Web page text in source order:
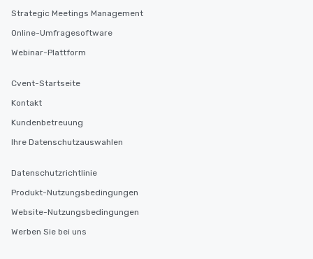
Strategic Meetings Management
Online-Umfragesoftware
Webinar-Plattform
Cvent-Startseite
Kontakt
Kundenbetreuung
Ihre Datenschutzauswahlen
Datenschutzrichtlinie
Produkt-Nutzungsbedingungen
Website-Nutzungsbedingungen
Werben Sie bei uns